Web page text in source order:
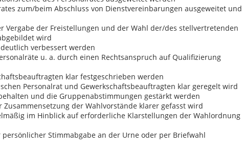
zum/beim Abschluss von Dienstvereinbarungen ausgeweitet und
Vergabe der Freistellungen und der Wahl der/des stellvertretenden
wird
verbessert werden
u. a. durch einen Rechtsanspruch auf Qualifizierung
klar festgeschrieben werden
Personalrat und Gewerkschaftsbeauftragten klar geregelt wird
und die Gruppenabstimmungen gestärkt werden
der Wahlvorstände klarer gefasst wird
im Hinblick auf erforderliche Klarstellungen der Wahlordnung
Stimmabgabe an der Urne oder per Briefwahl